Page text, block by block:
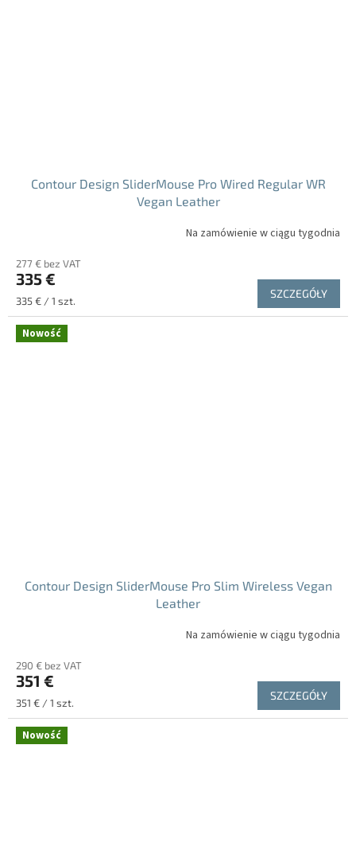
Contour Design SliderMouse Pro Wired Regular WR
Vegan Leather
Na zamówienie w ciągu tygodnia
277 € bez VAT
335 €
Cena
jednostkowa:
335 € / 1 szt.
SZCZEGÓŁY
Nowość
Contour Design SliderMouse Pro Slim Wireless Vegan
Leather
Na zamówienie w ciągu tygodnia
290 € bez VAT
351 €
Cena
jednostkowa:
351 € / 1 szt.
SZCZEGÓŁY
Nowość